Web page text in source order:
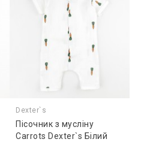
Dexter`s
Пісочник з мусліну
Carrots Dexter`s Білий